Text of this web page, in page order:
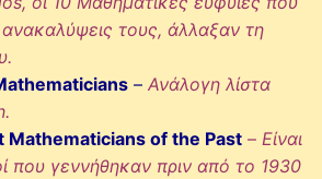
τους, άλλαξαν τη
– Ανάλογη λίστα
Mathematicians of the Past – Είναι
που γεννήθηκαν πριν από το 1930